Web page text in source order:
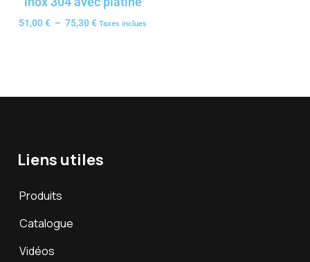
51,00€ – 75,30€ Taxes inclues
Liens utiles
Produits
Catalogue
Vidéos